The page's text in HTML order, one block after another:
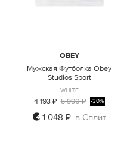
XXL
OBEY
Мужская Футболка Obey
Studios Sport
WHITE
4 193 ₽ 5 990 ₽ -30%
1 048 ₽ в Сплит